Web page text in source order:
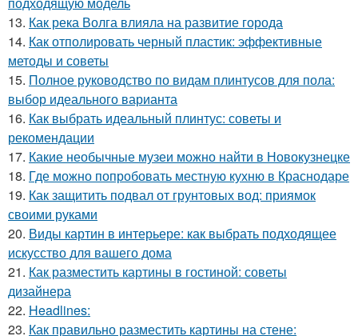
13. Как река Волга влияла на развитие города
14. Как отполировать черный пластик: эффективные
методы и советы
15. Полное руководство по видам плинтусов для пола:
выбор идеального варианта
16. Как выбрать идеальный плинтус: советы и
рекомендации
17. Какие необычные музеи можно найти в Новокузнецке
18. Где можно попробовать местную кухню в Краснодаре
19. Как защитить подвал от грунтовых вод: приямок
своими руками
20. Виды картин в интерьере: как выбрать подходящее
искусство для вашего дома
21. Как разместить картины в гостиной: советы
дизайнера
22. Headlines:
23. Как правильно разместить картины на стене: